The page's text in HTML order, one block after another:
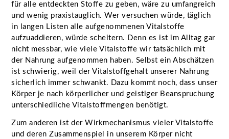
für alle entdeckten Stoffe zu geben, wäre zu umfangreich
und wenig praxistauglich. Wer versuchen würde, täglich
in langen Listen alle aufgenommenen Vitalstoffe
aufzuaddieren, würde scheitern. Denn es ist im Alltag gar
nicht messbar, wie viele Vitalstoffe wir tatsächlich mit
der Nahrung aufgenommen haben. Selbst ein Abschätzen
ist schwierig, weil der Vitalstoffgehalt unserer Nahrung
sicherlich immer schwankt. Dazu kommt noch, dass unser
Körper je nach körperlicher und geistiger Beanspruchung
unterschiedliche Vitalstoffmengen benötigt.
Zum anderen ist der Wirkmechanismus vieler Vitalstoffe
und deren Zusammenspiel in unserem Körper nicht